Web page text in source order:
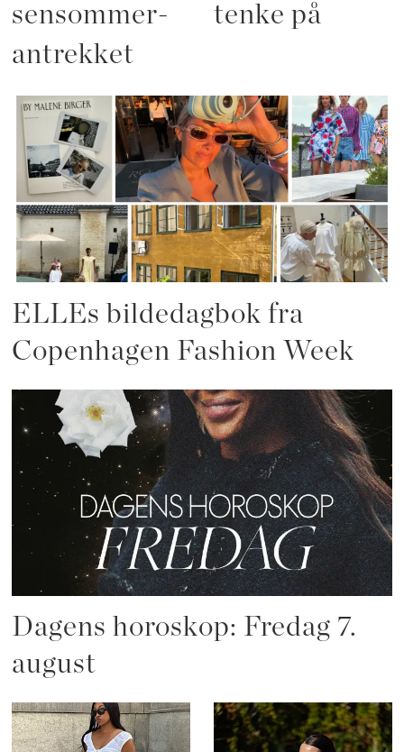
sensommer-
antrekket
tenke på
ELLEs bildedagbok fra
Copenhagen Fashion Week
Dagens horoskop: Fredag 7.
august